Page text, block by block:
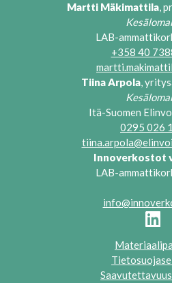
Martti Mäkimattila, p
LAB-
+358 40
Tiina Arpola,
Itä-Suomen
0295 026
Innoverkostot
LAB-